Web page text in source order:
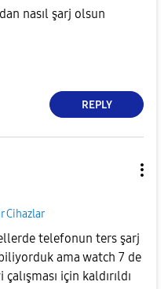
nasıl şarj olsun
REPLY
Cihazlar
telefonun ters şarj
ama watch 7 de
için kaldırıldı